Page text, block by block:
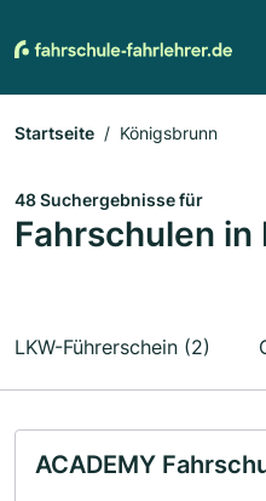
Startseite Königsbrunn
48 Suchergebnisse für
Fahrschulen
LKW-Führerschein (2)
ACADEMY